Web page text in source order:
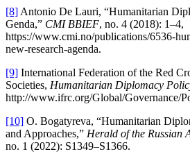
[8] Antonio De Lauri, “Humanitarian
Genda,” CMI BBIEF, no. 4 (2018): 1–4,
https://www.cmi.no/publications/6536-
new-research-agenda.
[9] International Federation of the Red
Societies, Humanitarian Diplomacy
http://www.ifrc.org/Global/Governance/
[10] O. Bogatyreva, “Humanitarian
and Approaches,” Herald of the Russian
no. 1 (2022): S1349–S1366.